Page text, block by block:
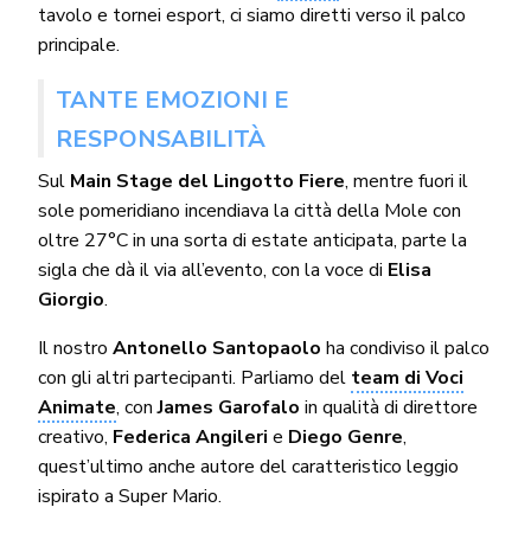
tavolo e tornei esport, ci siamo diretti verso il palco
principale.
TANTE EMOZIONI E
RESPONSABILITÀ
Sul Main Stage del Lingotto Fiere, mentre fuori il
sole pomeridiano incendiava la città della Mole con
oltre 27°C in una sorta di estate anticipata, parte la
sigla che dà il via all’evento, con la voce di Elisa
Giorgio.
Il nostro Antonello Santopaolo ha condiviso il palco
con gli altri partecipanti. Parliamo del team di Voci
Animate, conJames Garofalo in qualità di direttore
creativo, Federica Angileri e Diego Genre,
quest’ultimo anche autore del caratteristico leggio
ispirato a Super Mario.